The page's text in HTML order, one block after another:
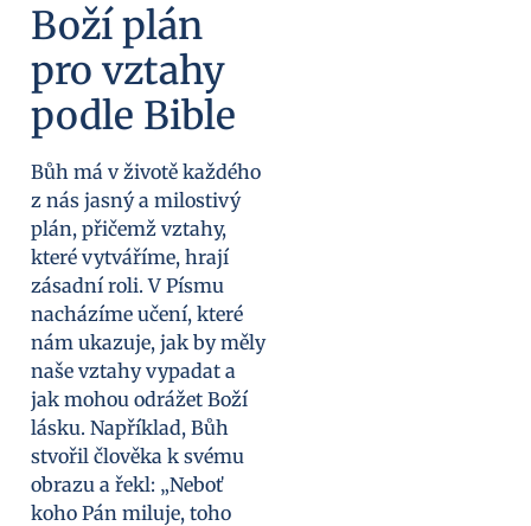
Boží plán
pro vztahy
podle Bible
Bůh má v životě každého
z nás jasný a milostivý
plán, přičemž vztahy,
které vytváříme, hrají
zásadní roli. V Písmu
nacházíme učení, které
nám ukazuje, jak by měly
naše vztahy vypadat a
jak mohou odrážet Boží
lásku. Například, Bůh
stvořil člověka k svému
obrazu a řekl: „Neboť
koho Pán miluje, toho